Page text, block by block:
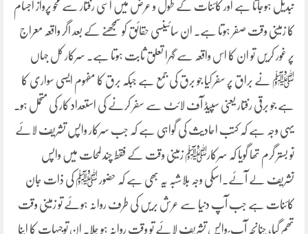
تبدیل ہوجاتا ہے اور کائنات کے طول و عرض میں اسی رفتار سے محو پرواز اجسام
کا زمینی وقت صفر ہوتا ہے۔ ان سائینسی حقائق کو سمجھنے کے بعد اگر واقعہ معراج
پر غور کریں تو ان کا اس واقعہ سے گہرا تعلق ثابت ہوتا ہے۔ سرکار کل جہاں
ﷺ نے براق پر سفر کیا جو برق کی جمع ہے جبکہ برق کا مفہوم ایسی سواری کا
ہے جو برقی رفتار یعنی سپیڈ آف لائٹ سے سفر کرنے کی استعداد کار کی متحمل ہو۔
یہی وجہ ہے کہ کتب احادیث کی گواہی ہے کہ جب سرکار واپس تشریف لائے
تو بستر گرم تھا گویا کہ سرکارﷺ زمینی وقت کے فقط چند لمحات میں واپس
تشریف لے آئے۔اسکی وجہ بلاشبہ یہ بھی ہے کہ حضور ﷺ کی ذات جان
کائنات ہے جب آپ دنیا سے عرش بریں کی طرف روانہ ہوئے تو زمینی وقت
تھم گیا، چنانچہ آپ ؐ واپس تشریف لائے تو وقت روانہ ہو چلا۔ ان توجیہات کا اپنا